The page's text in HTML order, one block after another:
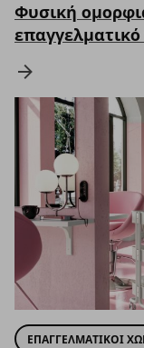
Φυσική
ΕΠΑΓΓΕΛΜΑΤΙΚΟΙ